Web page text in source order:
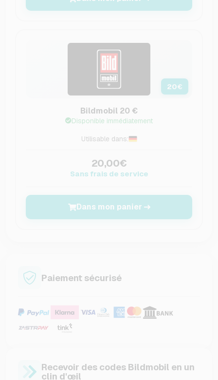
20€
Bildmobil 20 €
Disponible immédiatement
Utilisable dans:
20,00€
Sans frais de service
Dans mon panier
Paiement sécurisé
Recevoir des codes Bildmobil en un
clin d'œil